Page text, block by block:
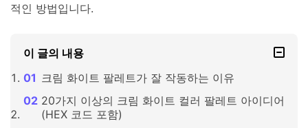
적인 방법입니다.
이 글의 내용
크림 화이트 팔레트가 잘 작동하는 이유
20가지 이상의 크림 화이트 컬러 팔레트 아이디어
(HEX 코드 포함)